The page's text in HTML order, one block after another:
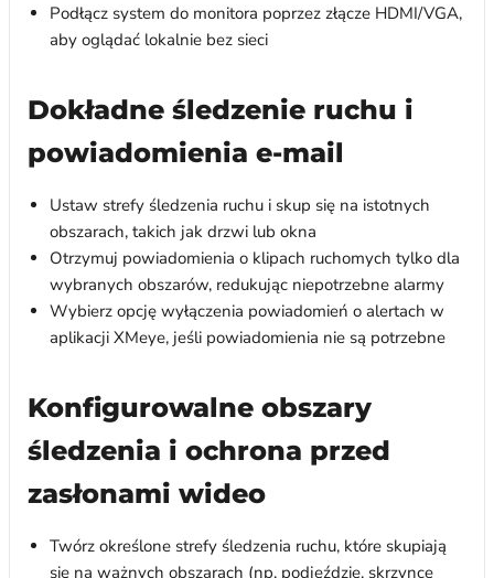
Podłącz system do monitora poprzez złącze HDMI/VGA,
aby oglądać lokalnie bez sieci
Dokładne śledzenie ruchu i
powiadomienia e-mail
Ustaw strefy śledzenia ruchu i skup się na istotnych
obszarach, takich jak drzwi lub okna
Otrzymuj powiadomienia o klipach ruchomych tylko dla
wybranych obszarów, redukując niepotrzebne alarmy
Wybierz opcję wyłączenia powiadomień o alertach w
aplikacji XMeye, jeśli powiadomienia nie są potrzebne
Konfigurowalne obszary
śledzenia i ochrona przed
zasłonami wideo
Twórz określone strefy śledzenia ruchu, które skupiają
się na ważnych obszarach (np. podjeździe, skrzynce